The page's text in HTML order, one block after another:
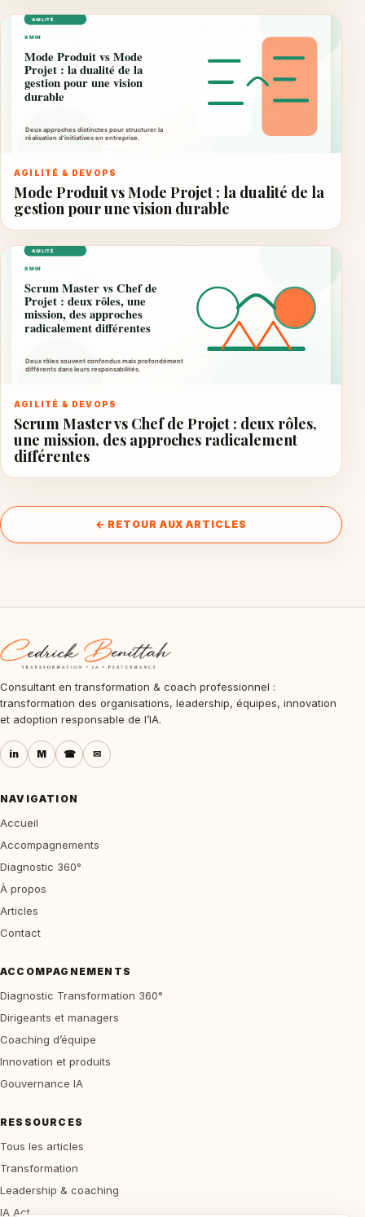
AGILITÉ & DEVOPS
Mode Produit vs Mode Projet : la dualité de la
gestion pour une vision durable
AGILITÉ & DEVOPS
Scrum Master vs Chef de Projet : deux rôles,
une mission, des approches radicalement
différentes
← RETOUR AUX ARTICLES
Consultant en transformation & coach professionnel :
transformation des organisations, leadership, équipes, innovation
et adoption responsable de l’IA.
in M ☎ ✉
NAVIGATION
Accueil
Accompagnements
Diagnostic 360°
À propos
Articles
Contact
ACCOMPAGNEMENTS
Diagnostic Transformation 360°
Dirigeants et managers
Coaching d’équipe
Innovation et produits
Gouvernance IA
RESSOURCES
Tous les articles
Transformation
Leadership & coaching
IA Act